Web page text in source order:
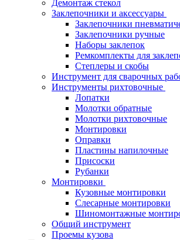
Демонтаж стекол
Заклепочники и аксессуары
Заклепочники
Заклепочники ручные
Наборы заклепок
Ремкомплекты для
Степлеры и скобы
Инструмент для сварочных
Инструменты рихтовочные
Лопатки
Молотки обратные
Молотки рихтовочные
Монтировки
Оправки
Пластины напилочные
Присоски
Рубанки
Монтировки
Кузовные монтировки
Слесарные монтировки
Шиномонтажные
Общий инструмент
Проемы кузова